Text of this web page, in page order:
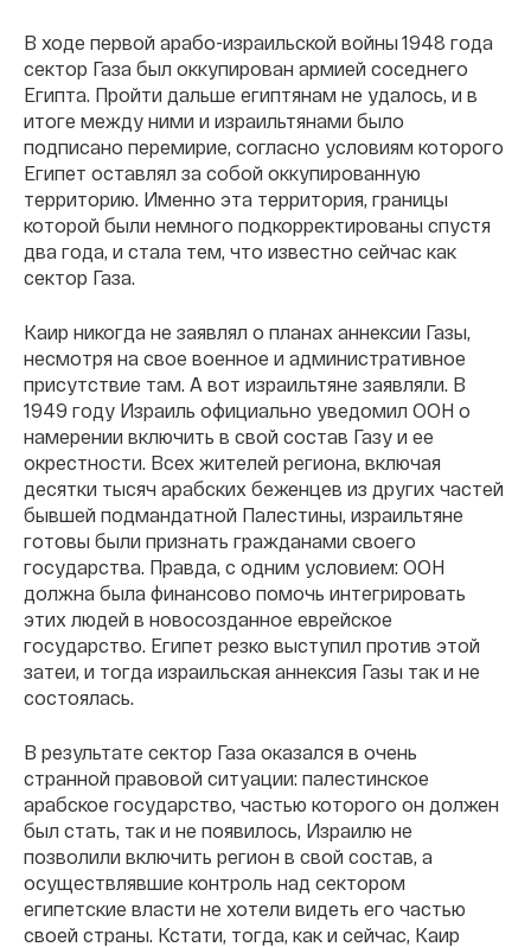
В ходе первой арабо-израильской войны 1948 года
сектор Газа был оккупирован армией соседнего
Египта. Пройти дальше египтянам не удалось, и в
итоге между ними и израильтянами было
подписано перемирие, согласно условиям которого
Египет оставлял за собой оккупированную
территорию. Именно эта территория, границы
которой были немного подкорректированы спустя
два года, и стала тем, что известно сейчас как
сектор Газа.
Каир никогда не заявлял о планах аннексии Газы,
несмотря на свое военное и административное
присутствие там. А вот израильтяне заявляли. В
1949 году Израиль официально уведомил ООН о
намерении включить в свой состав Газу и ее
окрестности. Всех жителей региона, включая
десятки тысяч арабских беженцев из других частей
бывшей подмандатной Палестины, израильтяне
готовы были признать гражданами своего
государства. Правда, с одним условием: ООН
должна была финансово помочь интегрировать
этих людей в новосозданное еврейское
государство. Египет резко выступил против этой
затеи, и тогда израильская аннексия Газы так и не
состоялась.
В результате сектор Газа оказался в очень
странной правовой ситуации: палестинское
арабское государство, частью которого он должен
был стать, так и не появилось, Израилю не
позволили включить регион в свой состав, а
осуществлявшие контроль над сектором
египетские власти не хотели видеть его частью
своей страны. Кстати, тогда, как и сейчас, Каир